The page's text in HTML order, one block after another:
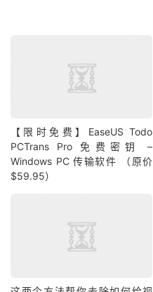
【限时免费】EaseUS Todo
PCTrans Pro 免费密钥 –
Windows PC 传输软件 （原价
$59.95）